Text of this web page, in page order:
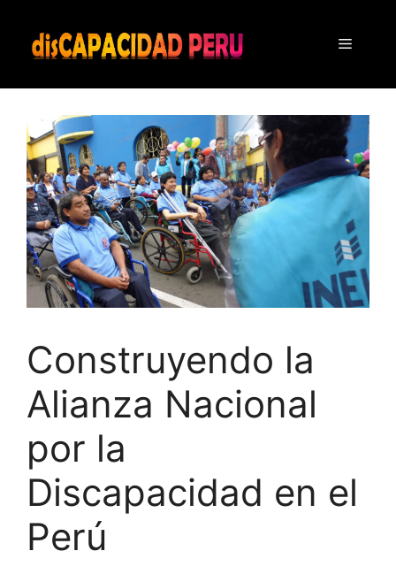
contenido
Menú
Construyendo la
Alianza Nacional
por la
Discapacidad en el
Perú